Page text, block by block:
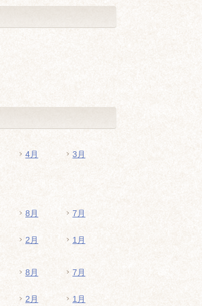
4月 3月
8月 7月
2月 1月
8月 7月
2月 1月